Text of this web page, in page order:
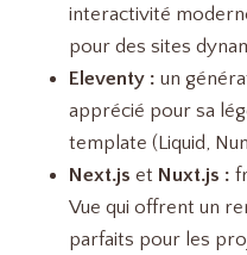
interactivité
pour des sites
Eleventy : un
apprécié pour sa
template (Liquid,
Next.js et Nuxt.js :
Vue qui offrent un
parfaits pour les